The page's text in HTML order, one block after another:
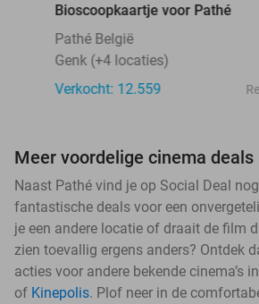
Bioscoopkaartje voor Pathé
Pathé België
Genk (+4 locaties)
Verkocht: 12.559
Meer voordelige cinema deals
Naast Pathé vind je op Social Deal
fantastische deals voor een
je een andere locatie of draait de film
zien toevallig ergens anders? Ontdek
acties voor andere bekende cinema’s
of Kinepolis. Plof neer in de